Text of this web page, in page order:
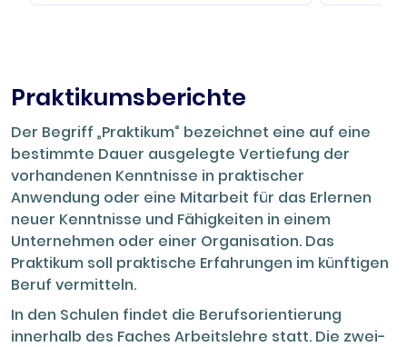
Praktikumsberichte
Der Begriff „Praktikum“ bezeichnet eine auf eine
bestimmte Dauer ausgelegte Vertiefung der
vorhandenen Kenntnisse in praktischer
Anwendung oder eine Mitarbeit für das Erlernen
neuer Kenntnisse und Fähigkeiten in einem
Unternehmen oder einer Organisation. Das
Praktikum soll praktische Erfahrungen im künftigen
Beruf vermitteln.
In den Schulen findet die Berufsorientierung
innerhalb des Faches Arbeitslehre statt. Die zwei-